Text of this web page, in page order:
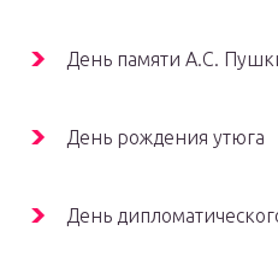
День памяти А.С.
День рождения утюга
День